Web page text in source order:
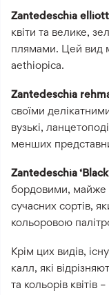
Zantedeschia
квіти та велике,
плямами. Цей вид
aethiopica.
Zantedeschia
своїми
вузькі,
менших
Zantedeschia
бордовими, майже
сучасних сортів,
кольоровою
Крім цих видів,
калл, які
та кольорів